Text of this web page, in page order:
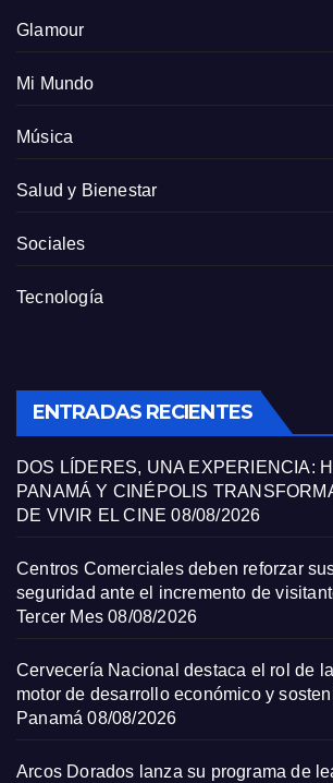
Glamour
Mi Mundo
Música
Salud y Bienestar
Sociales
Tecnología
ENTRADAS RECIENTES
DOS LÍDERES, UNA EXPERIENCIA:
PANAMÁ Y CINÉPOLIS
DE VIVIR EL CINE 08/08/2026
Centros Comerciales deben reforzar
seguridad ante el incremento de
Tercer Mes 08/08/2026
Cervecería Nacional destaca el rol de
motor de desarrollo económico y
Panamá 08/08/2026
Arcos Dorados lanza su programa de